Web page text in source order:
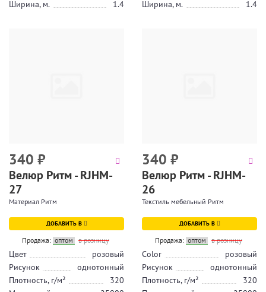
Ширина, м.
1.4
Ширина, м.
1.4
340 ₽
Велюр Ритм - RJHM-
27
Материал Ритм
ДОБАВИТЬ В
Продажа: оптом в розницу
Цвет
розовый
Рисунок
однотонный
Плотность, г/м²
320
340 ₽
Велюр Ритм - RJHM-
26
Текстиль мебельный Ритм
ДОБАВИТЬ В
Продажа: оптом в розницу
Color
розовый
Рисунок
однотонный
Плотность, г/м²
320